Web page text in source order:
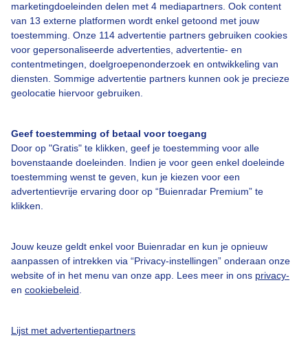
marketingdoeleinden delen met 4 mediapartners. Ook content
van 13 externe platformen wordt enkel getoond met jouw
toestemming. Onze 114 advertentie partners gebruiken cookies
voor gepersonaliseerde advertenties, advertentie- en
contentmetingen, doelgroepenonderzoek en ontwikkeling van
diensten. Sommige advertentie partners kunnen ook je precieze
geolocatie hiervoor gebruiken.
Geef toestemming of betaal voor toegang
Door op "Gratis" te klikken, geef je toestemming voor alle
bovenstaande doeleinden. Indien je voor geen enkel doeleinde
toestemming wenst te geven, kun je kiezen voor een
advertentievrije ervaring door op “Buienradar Premium” te
klikken.
Jouw keuze geldt enkel voor Buienradar en kun je opnieuw
aanpassen of intrekken via “Privacy-instellingen” onderaan onze
website of in het menu van onze app. Lees meer in ons privacy-
en cookiebeleid
Lijst met advertentiepartners
Over Buienradar
Bedrijfsgegevens
Veelgestelde vragen
Contact
Toegankelijkheid
Adverteren
Buienradar Team